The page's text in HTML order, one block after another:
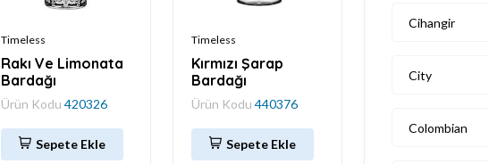
Timeless
Rakı Ve Limonata
Bardağı
Ürün Kodu 420326
Sepete Ekle
Timeless
Kırmızı Şarap
Bardağı
Ürün Kodu440376
Sepete Ekle
Cihangir
City
Colombian